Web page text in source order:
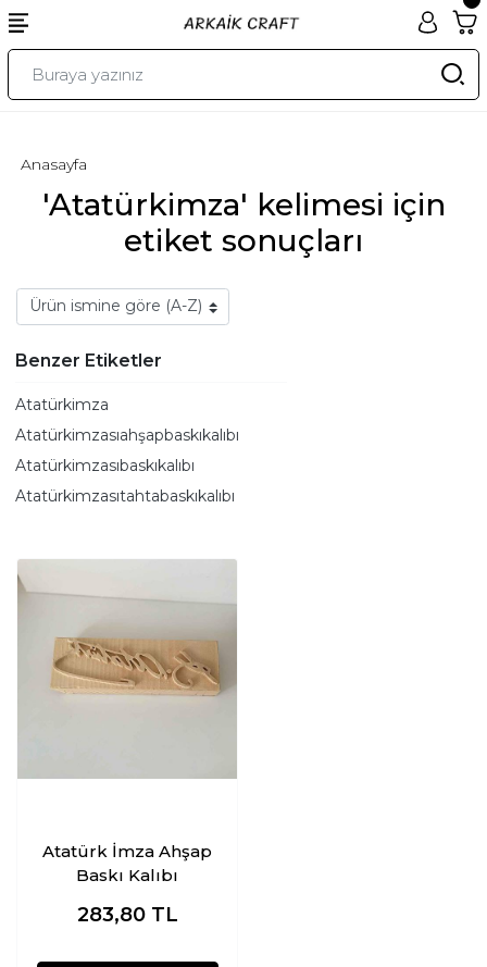
'Atatürkimza' kelimesi için
etiket sonuçları
Anasayfa
Benzer Etiketler
Atatürkimza
Atatürkimzasıahşapbaskıkalıbı
Atatürkimzasıbaskıkalıbı
Atatürkimzasıtahtabaskıkalıbı
Atatürk İmza Ahşap
Baskı Kalıbı
283,80 TL